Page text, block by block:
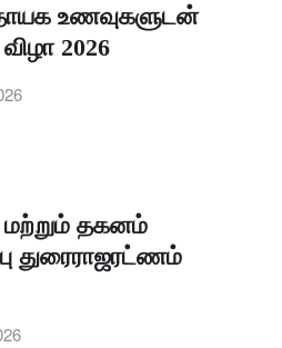
உணவுகளுடன்
2026
மற்றும் தகனம்
துரைராஜரட்ணம்